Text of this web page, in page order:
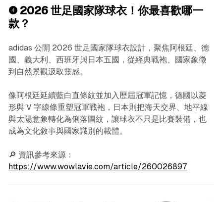
❹ 2026 世足國家隊球衣！你最喜歡哪一
款？
adidas 公開 2026 世足國家隊球衣設計，聚焦阿根廷、德
國、義大利、西班牙與日本五國，從經典戰袍、國家象徵
到自然景觀汲取靈感。
像阿根廷延續藍白直條紋並加入歷屆冠軍記憶，德國以菱
形與 V 字線條重塑冠軍戰袍，日本則把海天交界、地平線
與太陽意象轉化為俐落圖紋，讓球衣不只是比賽裝備，也
成為文化敘事與國家識別的載體。
🔎 資訊參考來源：
https://www.wowlavie.com/article/260026897